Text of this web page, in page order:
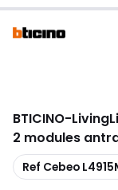
BTICINO-
2 modules
Kopiëren
Ref Cebeo